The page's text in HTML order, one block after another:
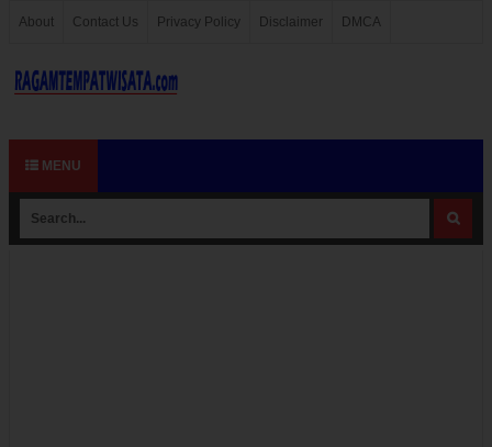
About Contact Us Privacy Policy Disclaimer DMCA
MENU